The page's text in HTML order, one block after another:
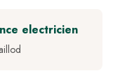
electricien